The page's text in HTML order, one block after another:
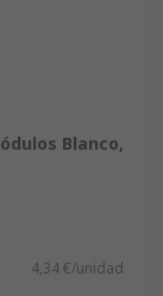
Blanco,
4,34 €/unidad